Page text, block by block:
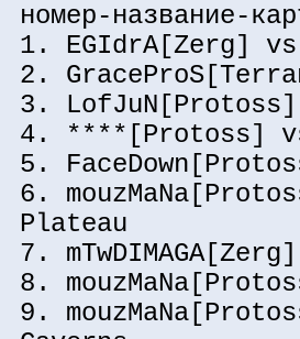
номер-название-
1. EGIdrA[Zerg]
2.
3.
4. ****[Protoss]
5.
6.
Plateau
7.
8.
9.